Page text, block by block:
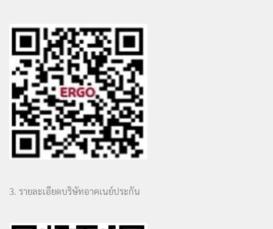
3. รายละเอียดบริษัทอาคเนย์ประกัน